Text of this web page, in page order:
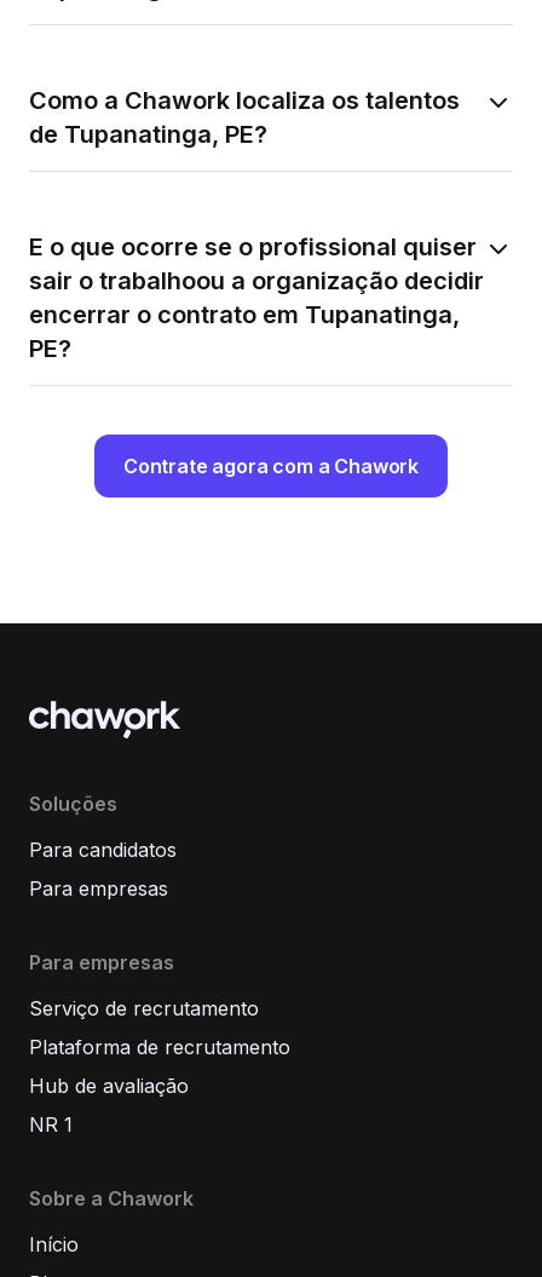
Como a Chawork localiza os talentos
de Tupanatinga, PE?
E o que ocorre se o profissional quiser
sair o trabalhoou a organização decidir
encerrar o contrato em Tupanatinga,
PE?
Contrate agora com a Chawork
Soluções
Para candidatos
Para empresas
Para empresas
Serviço de recrutamento
Plataforma de recrutamento
Hub de avaliação
NR 1
Sobre a Chawork
Início